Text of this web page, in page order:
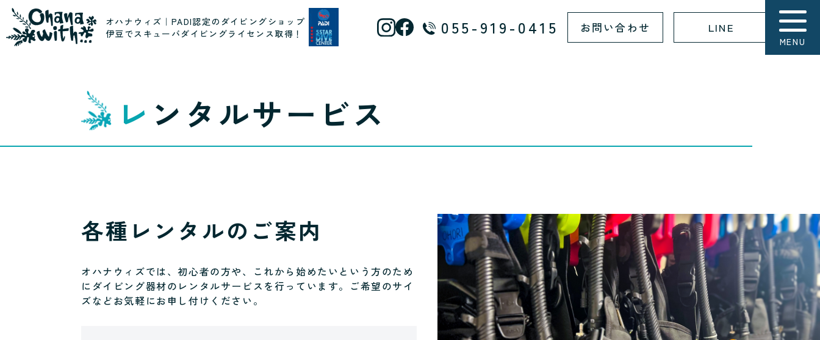
オハナウィズ｜PADI認定のダイビングショップ
伊豆でスキューバダイビングライセンス取得！
055-919-0415 お問い合わせ LINE
MENU
レンタルサービス
各種レンタルのご案内
オハナウィズでは、初心者の方や、これから始めたいという方のため
にダイビング器材のレンタルサービスを行っています。ご希望のサイ
ズなどお気軽にお申し付けください。